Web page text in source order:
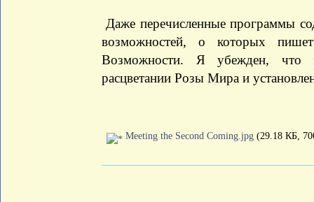
Даже перечисленные программы
возможностей, о которых
Возможности. Я убежден, что
расцветании Розы Мира и
Meeting the Second Coming.jpg(29.18 КБ,